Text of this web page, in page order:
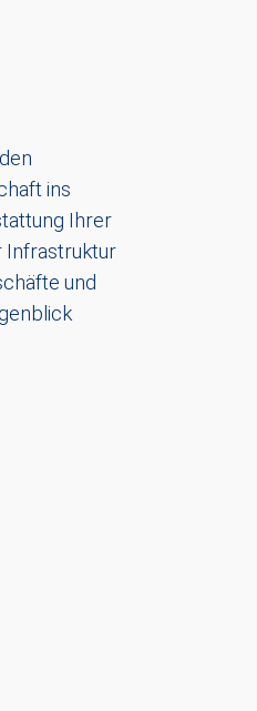
ins
Ihrer
Infrastruktur
und